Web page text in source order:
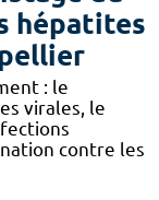
hépatites
: le
virales, le
contre les